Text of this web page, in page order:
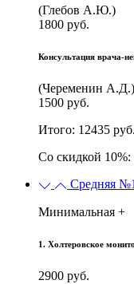
(Глебов А.Ю.)
1800 руб.
Консультация врача-
(Череменин А.Д.)
1500 руб.
Итого: 12435 руб.
Со скидкой 10%:
Средняя №1
Минимальная +
1. Холтеровское
2900 руб.